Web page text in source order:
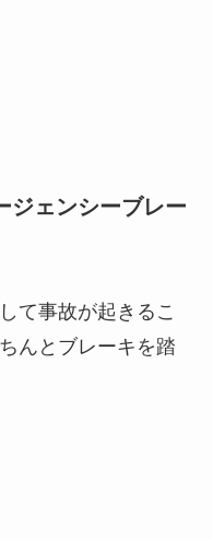
ェンシーブレー
て事故が起きるこ
んとブレーキを踏